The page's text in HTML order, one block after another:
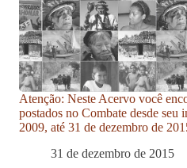
Atenção: Neste Acervo você
postados no Combate desde seu
2009, até 31 de dezembro de
31 de dezembro de 2015